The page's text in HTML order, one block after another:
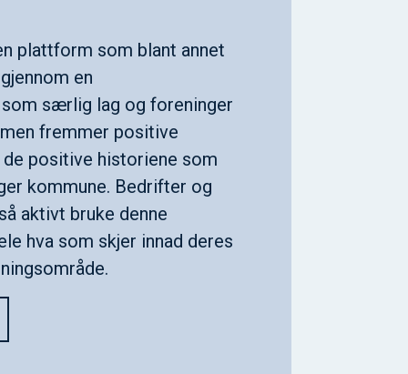
plattform som blant annet
en
særlig lag og foreninger
fremmer positive
positive historiene som
kommune. Bedrifter og
aktivt bruke denne
hva som skjer innad deres